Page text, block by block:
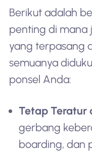
Berikut adalah
penting di mana
yang terpasang
semuanya
ponsel Anda:
Tetap Teratur
gerbang
boarding, dan